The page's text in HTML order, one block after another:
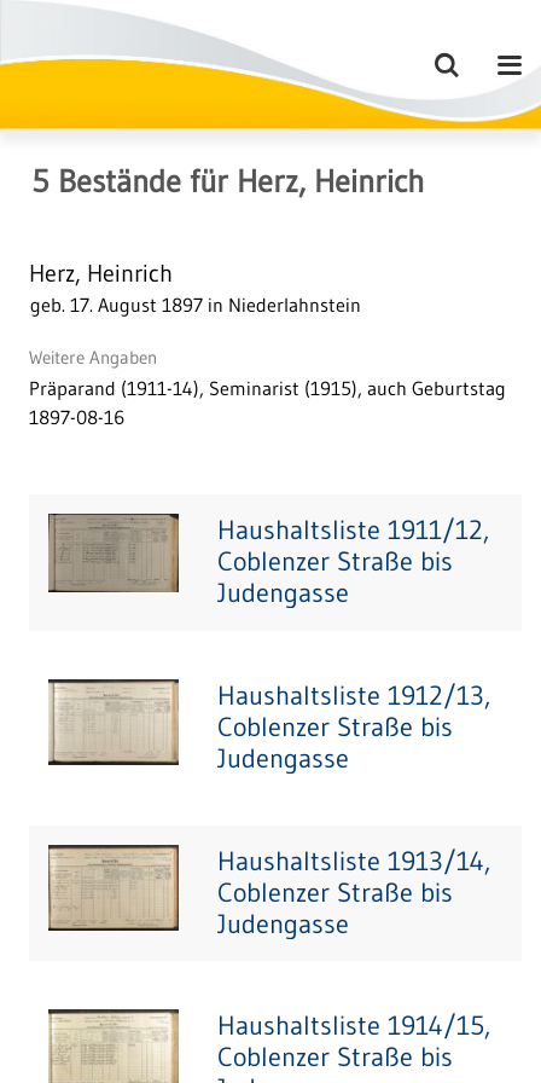
5 Bestände für Herz, Heinrich
Herz, Heinrich
geb. 17. August 1897 in Niederlahnstein
Weitere Angaben
Präparand (1911-14), Seminarist (1915), auch Geburtstag
1897-08-16
Haushaltsliste 1911/12,
Coblenzer Straße bis
Judengasse
Haushaltsliste 1912/13,
Coblenzer Straße bis
Judengasse
Haushaltsliste 1913/14,
Coblenzer Straße bis
Judengasse
Haushaltsliste 1914/15,
Coblenzer Straße bis